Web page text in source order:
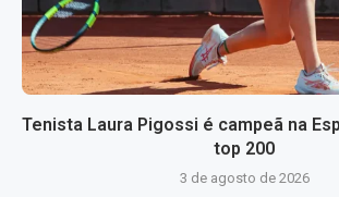
Tenista Laura Pigossi é campeã na
top 200
3 de agosto de 2026